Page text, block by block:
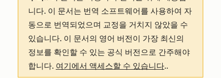
니다. 이 문서는 번역 소프트웨어를 사용하여 자
동으로 번역되었으며 교정을 거치지 않았을 수
있습니다. 이 문서의 영어 버전이 가장 최신의
정보를 확인할 수 있는 공식 버전으로 간주해야
합니다. 여기에서 액세스할 수 있습니다..